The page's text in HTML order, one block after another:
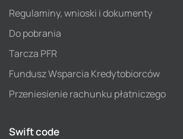
Regulaminy, wnioski i dokumenty
Do pobrania
Tarcza PFR
Fundusz Wsparcia Kredytobiorców
Przeniesienie rachunku płatniczego
Swift code